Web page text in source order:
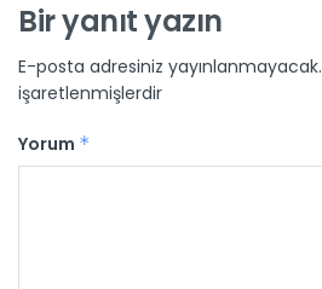
Bir yanıt yazın
E-posta adresiniz yayınlanmayacak.
işaretlenmişlerdir
Yorum *